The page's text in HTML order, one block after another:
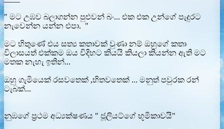
" මට උඹව බලාගන්න පුළුවන් බං... එක එක උන්ගේ පැදුරට
නැවෙන්න යන්න එපා. "
මට හිතුණේ එය සත්‍ය කතාවක් වුණා නම් ඔහුගේ කතා
විලාසයත් එක්කම ඔය විදිහට කියයි කියලා කියන්න ඇති මට
මතක නැහැ ඉතින්...
ඔහු ගැමියෙක් රසවතෙක් ,හිතවතෙක් ... මනුත් පවුරක රන්
ටැබක්...
නුඹගේ ප්‍රථම අධ්‍යක්ෂණය " ජූලියට්ගේ භූමිකාවයි"